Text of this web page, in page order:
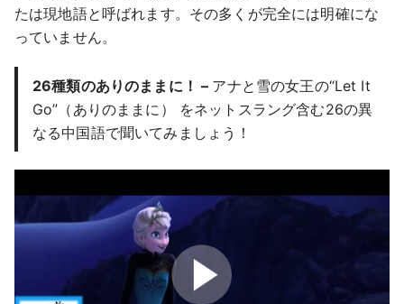
たは現地語と呼ばれます。その多くが完全には明確にな
っていません。
26種類のありのままに！ – アナと雪の女王の“Let It
Go”（ありのままに） をネットスラング含む26の異
なる中国語で聞いてみましょう！